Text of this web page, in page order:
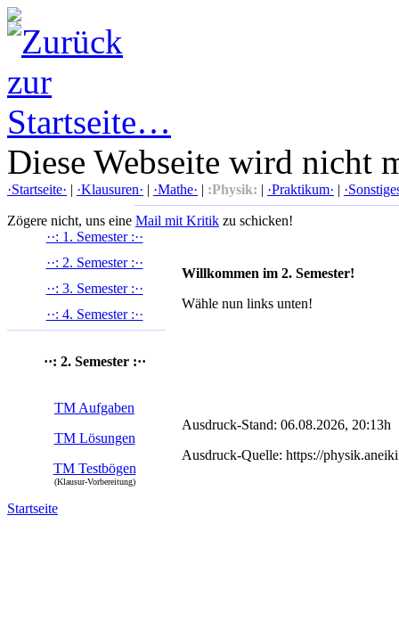
Diese Webseite wird nicht
·Startseite· | ·Klausuren· | ·Mathe· | :Physik: | ·Praktikum· |
Zögere nicht, uns eine Mail mit Kritik zu schicken!
··: 1. Semester :··
··: 2. Semester :··
··: 3. Semester :··
··: 4. Semester :··
··: 2. Semester :··
TM Aufgaben
TM Lösungen
TM Testbögen
(Klausur-Vorbereitung)
Willkommen im 2. Semester!
Wähle nun links unten!
Ausdruck-Stand: 06.08.2026, 20:13h
Ausdruck-Quelle: https://
Startseite